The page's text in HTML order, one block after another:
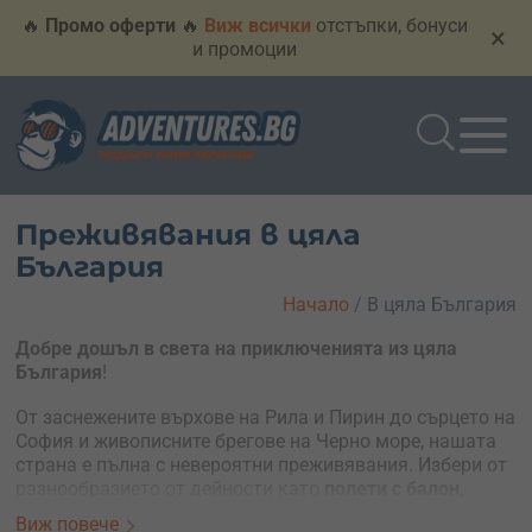
🔥 Промо оферти 🔥 Виж всички отстъпки, бонуси
и промоции
×
Преживявания в цяла
България
Добре дошъл в света на приключенията из цяла
България!
От заснежените върхове на Рила и Пирин до сърцето на
София и живописните брегове на Черно море, нашата
страна е пълна с невероятни преживявания. Избери от
скокове с бънджи, ски и сноуборд по пистите на
Виж повече
Начало / В цяла България